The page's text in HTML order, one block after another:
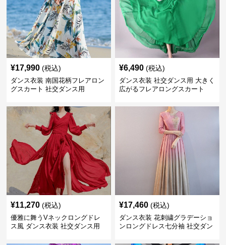
¥17,990 (税込)
ダンス衣装 南国花柄フレアロン
グスカート 社交ダンス用
¥6,490 (税込)
ダンス衣装 社交ダンス用 大きく
広がるフレアロングスカート
¥11,270 (税込)
優雅に舞うVネックロングドレ
ス風 ダンス衣装 社交ダンス用
¥17,460 (税込)
ダンス衣装 花刺繍グラデーショ
ンロングドレス七分袖 社交ダン